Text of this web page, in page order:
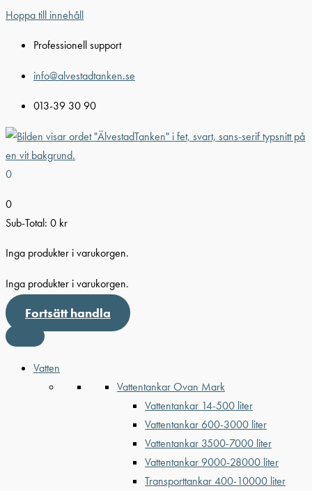
Hoppa till innehåll
Professionell support
info@alvestadtanken.se
013-39 30 90
0
0
Sub-Total: 0 kr
Inga produkter i varukorgen.
Inga produkter i varukorgen.
Fortsätt handla
Vatten
Vattentankar Ovan Mark
Vattentankar 14-500 liter
Vattentankar 600-3000 liter
Vattentankar 3500-7000 liter
Vattentankar 9000-28000 liter
Transporttankar 400-10000 liter